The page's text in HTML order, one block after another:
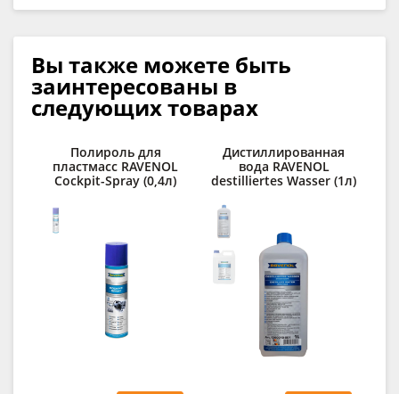
Вы также можете быть
заинтересованы в
следующих товарах
Полироль для
пластмасс RAVENOL
Cockpit-Spray (0,4л)
Дистиллированная
вода RAVENOL
destilliertes Wasser (1л)